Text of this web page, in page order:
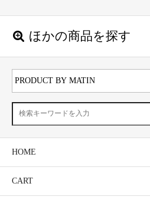
ほかの商品を探す
HOME
CART